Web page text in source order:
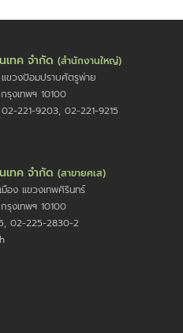
เทค จำกัด (สำนักงานใหญ่)
วงป้อมปราบศัตรูพ่าย
รุงเทพฯ 10100
221-9203, 02-221-9215
เทค จำกัด (สาขายศเส)
อง แขวงเทพศิรินทร์
รุงเทพฯ 10100
02-225-2830-2